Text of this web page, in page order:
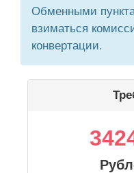
Обменными
взиматься
конвертации.